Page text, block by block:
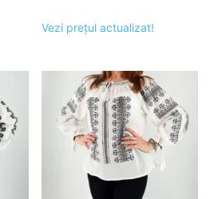
Vezi prețul actualizat!